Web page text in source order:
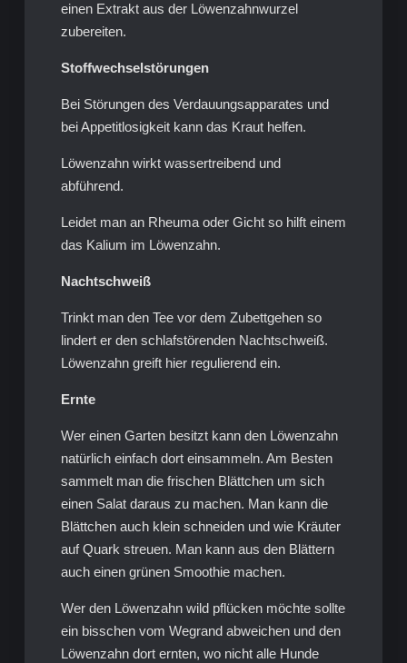
einen Extrakt aus der Löwenzahnwurzel
zubereiten.
Stoffwechselstörungen
Bei Störungen des Verdauungsapparates und
bei Appetitlosigkeit kann das Kraut helfen.
Löwenzahn wirkt wassertreibend und
abführend.
Leidet man an Rheuma oder Gicht so hilft einem
das Kalium im Löwenzahn.
Nachtschweiß
Trinkt man den Tee vor dem Zubettgehen so
lindert er den schlafstörenden Nachtschweiß.
Löwenzahn greift hier regulierend ein.
Ernte
Wer einen Garten besitzt kann den Löwenzahn
natürlich einfach dort einsammeln. Am Besten
sammelt man die frischen Blättchen um sich
einen Salat daraus zu machen. Man kann die
Blättchen auch klein schneiden und wie Kräuter
auf Quark streuen. Man kann aus den Blättern
auch einen grünen Smoothie machen.
Wer den Löwenzahn wild pflücken möchte sollte
ein bisschen vom Wegrand abweichen und den
Löwenzahn dort ernten, wo nicht alle Hunde